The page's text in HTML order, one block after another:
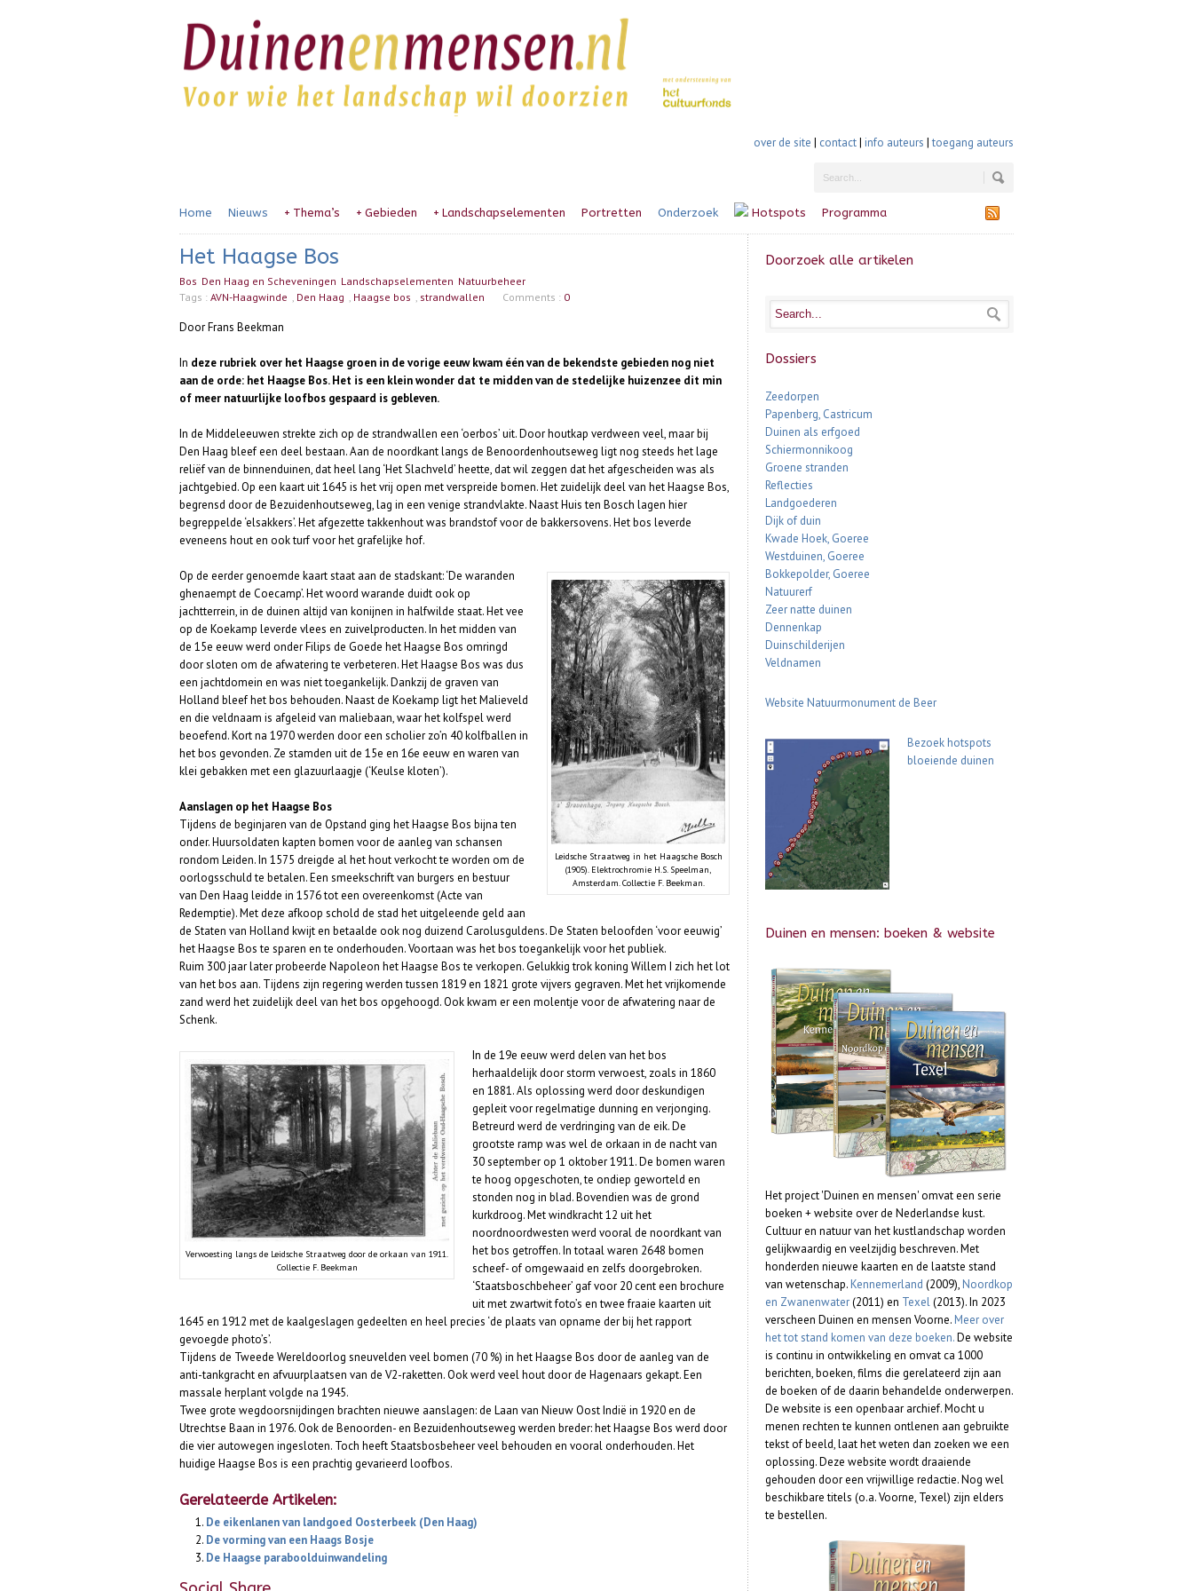
over de site | contact| info auteurs |toegang auteurs
Home Nieuws Thema’s
+ Gebieden
+ Landschapselementen
+ Portretten Onderzoek Hotspots Programma
Het Haagse Bos
Bos Den Haag en Scheveningen Landschapselementen Natuurbeheer
Tags : AVN-Haagwinde , Den Haag , Haagse bos , strandwallen Comments : 0
Door Frans Beekman
In deze rubriek over het Haagse groen in de vorige eeuw kwam één van de bekendste gebieden nog niet
aan de orde: het Haagse Bos. Het is een klein wonder dat te midden van de stedelijke huizenzee dit min
of meer natuurlijke loofbos gespaard is gebleven.
In de Middeleeuwen strekte zich op de strandwallen een ‘oerbos’ uit. Door houtkap verdween veel, maar bij
Den Haag bleef een deel bestaan. Aan de noordkant langs de Benoordenhoutseweg ligt nog steeds het lage
reliëf van de binnenduinen, dat heel lang ‘Het Slachveld’ heette, dat wil zeggen dat het afgescheiden was als
jachtgebied. Op een kaart uit 1645 is het vrij open met verspreide bomen. Het zuidelijk deel van het Haagse Bos,
begrensd door de Bezuidenhoutseweg, lag in een venige strandvlakte. Naast Huis ten Bosch lagen hier
begreppelde ‘elsakkers’. Het afgezette takkenhout was brandstof voor de bakkersovens. Het bos leverde
eveneens hout en ook turf voor het grafelijke hof.
Leidsche Straatweg in het Haagsche Bosch
(1905). Elektrochromie H.S. Speelman,
Amsterdam. Collectie F. Beekman.
Op de eerder genoemde kaart staat aan de stadskant: ‘De waranden
ghenaempt de Coecamp’. Het woord warande duidt ook op
jachtterrein, in de duinen altijd van konijnen in halfwilde staat. Het vee
op de Koekamp leverde vlees en zuivelproducten. In het midden van
de 15e eeuw werd onder Filips de Goede het Haagse Bos omringd
door sloten om de afwatering te verbeteren. Het Haagse Bos was dus
een jachtdomein en was niet toegankelijk. Dankzij de graven van
Holland bleef het bos behouden. Naast de Koekamp ligt het Malieveld
en die veldnaam is afgeleid van maliebaan, waar het kolfspel werd
beoefend. Kort na 1970 werden door een scholier zo’n 40 kolfballen in
het bos gevonden. Ze stamden uit de 15e en 16e eeuw en waren van
klei gebakken met een glazuurlaagje (‘Keulse kloten’).
Aanslagen op het Haagse Bos
Tijdens de beginjaren van de Opstand ging het Haagse Bos bijna ten
onder. Huursoldaten kapten bomen voor de aanleg van schansen
rondom Leiden. In 1575 dreigde al het hout verkocht te worden om de
oorlogsschuld te betalen. Een smeekschrift van burgers en bestuur
van Den Haag leidde in 1576 tot een overeenkomst (Acte van
Redemptie). Met deze afkoop schold de stad het uitgeleende geld aan
de Staten van Holland kwijt en betaalde ook nog duizend Carolusguldens. De Staten beloofden ‘voor eeuwig’
het Haagse Bos te sparen en te onderhouden. Voortaan was het bos toegankelijk voor het publiek.
Ruim 300 jaar later probeerde Napoleon het Haagse Bos te verkopen. Gelukkig trok koning Willem I zich het lot
van het bos aan. Tijdens zijn regering werden tussen 1819 en 1821 grote vijvers gegraven. Met het vrijkomende
zand werd het zuidelijk deel van het bos opgehoogd. Ook kwam er een molentje voor de afwatering naar de
Schenk.
Verwoesting langs de Leidsche Straatweg door de orkaan van 1911.
Collectie F. Beekman
In de 19e eeuw werd delen van het bos
herhaaldelijk door storm verwoest, zoals in 1860
en 1881. Als oplossing werd door deskundigen
gepleit voor regelmatige dunning en verjonging.
Betreurd werd de verdringing van de eik. De
grootste ramp was wel de orkaan in de nacht van
30 september op 1 oktober 1911. De bomen waren
te hoog opgeschoten, te ondiep geworteld en
stonden nog in blad. Bovendien was de grond
kurkdroog. Met windkracht 12 uit het
noordnoordwesten werd vooral de noordkant van
het bos getroffen. In totaal waren 2648 bomen
scheef- of omgewaaid en zelfs doorgebroken.
‘Staatsboschbeheer’ gaf voor 20 cent een brochure
uit met zwartwit foto’s en twee fraaie kaarten uit
1645 en 1912 met de kaalgeslagen gedeelten en heel precies ‘de plaats van opname der bij het rapport
gevoegde photo’s’.
Tijdens de Tweede Wereldoorlog sneuvelden veel bomen (70 %) in het Haagse Bos door de aanleg van de
anti-tankgracht en afvuurplaatsen van de V2-raketten. Ook werd veel hout door de Hagenaars gekapt. Een
massale herplant volgde na 1945.
Twee grote wegdoorsnijdingen brachten nieuwe aanslagen: de Laan van Nieuw Oost Indië in 1920 en de
Utrechtse Baan in 1976. Ook de Benoorden- en Bezuidenhoutseweg werden breder: het Haagse Bos werd door
die vier autowegen ingesloten. Toch heeft Staatsbosbeheer veel behouden en vooral onderhouden. Het
huidige Haagse Bos is een prachtig gevarieerd loofbos.
Gerelateerde Artikelen:
De eikenlanen van landgoed Oosterbeek (Den Haag)
De vorming van een Haags Bosje
De Haagse paraboolduinwandeling
Doorzoek alle artikelen
Dossiers
Zeedorpen
Papenberg, Castricum
Duinen als erfgoed
Schiermonnikoog
Groene stranden
Reflecties
Landgoederen
Dijk of duin
Kwade Hoek, Goeree
Westduinen, Goeree
Bokkepolder, Goeree
Natuurerf
Zeer natte duinen
Dennenkap
Duinschilderijen
Veldnamen
Website Natuurmonument de Beer
Bezoek hotspots
bloeiende duinen
Duinen en mensen: boeken & website
Het project 'Duinen en mensen' omvat een serie
boeken + website over de Nederlandse kust.
Cultuur en natuur van het kustlandschap worden
gelijkwaardig en veelzijdig beschreven. Met
honderden nieuwe kaarten en de laatste stand
van wetenschap. Kennemerland (2009), Noordkop
en Zwanenwater(2011) en Texel(2013). In 2023
verscheen Duinen en mensen Voorne. Meer over
het tot stand komen van deze boeken.De website
is continu in ontwikkeling en omvat ca 1000
berichten, boeken, films die gerelateerd zijn aan
de boeken of de daarin behandelde onderwerpen.
De website is een openbaar archief. Mocht u
menen rechten te kunnen ontlenen aan gebruikte
tekst of beeld, laat het weten dan zoeken we een
oplossing. Deze website wordt draaiende
gehouden door een vrijwillige redactie. Nog wel
beschikbare titels (o.a. Voorne, Texel) zijn elders
te bestellen.